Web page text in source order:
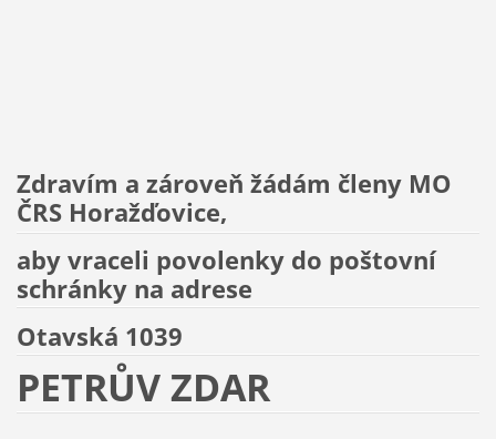
Zdravím a zároveň žádám členy MO
ČRS Horažďovice,
aby vraceli povolenky do poštovní
schránky na adrese
Otavská 1039
PETRŮV ZDAR